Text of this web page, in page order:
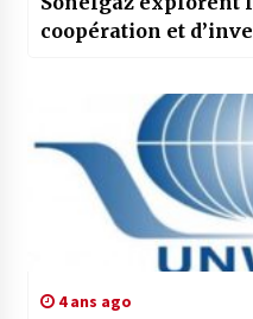
coopération et
4 ans ago